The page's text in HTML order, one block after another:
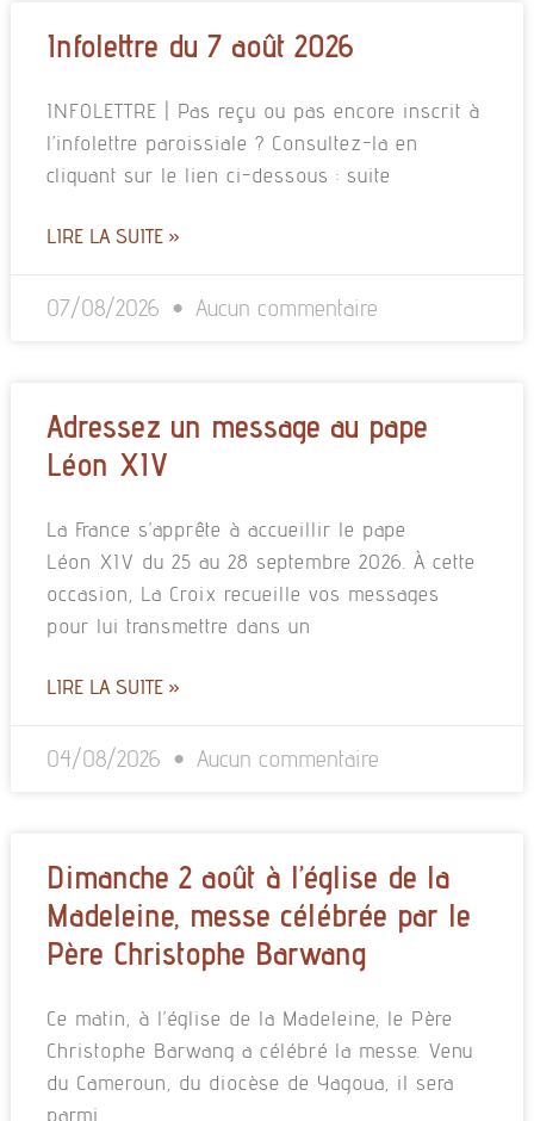
Infolettre du 7 août 2026
INFOLETTRE | Pas reçu ou pas encore inscrit à
l’infolettre paroissiale ? Consultez-la en
cliquant sur le lien ci-dessous : suite
LIRE LA SUITE »
07/08/2026 Aucun commentaire
Adressez un message au pape
Léon XIV
La France s’apprête à accueillir le pape
Léon XIV du 25 au 28 septembre 2026. À cette
occasion, La Croix recueille vos messages
pour lui transmettre dans un
LIRE LA SUITE »
04/08/2026 Aucun commentaire
Dimanche 2 août à l’église de la
Madeleine, messe célébrée par le
Père Christophe Barwang
Ce matin, à l’église de la Madeleine, le Père
Christophe Barwang a célébré la messe. Venu
du Cameroun, du diocèse de Yagoua, il sera
parmi